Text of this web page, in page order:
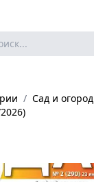
/ Сад и огород